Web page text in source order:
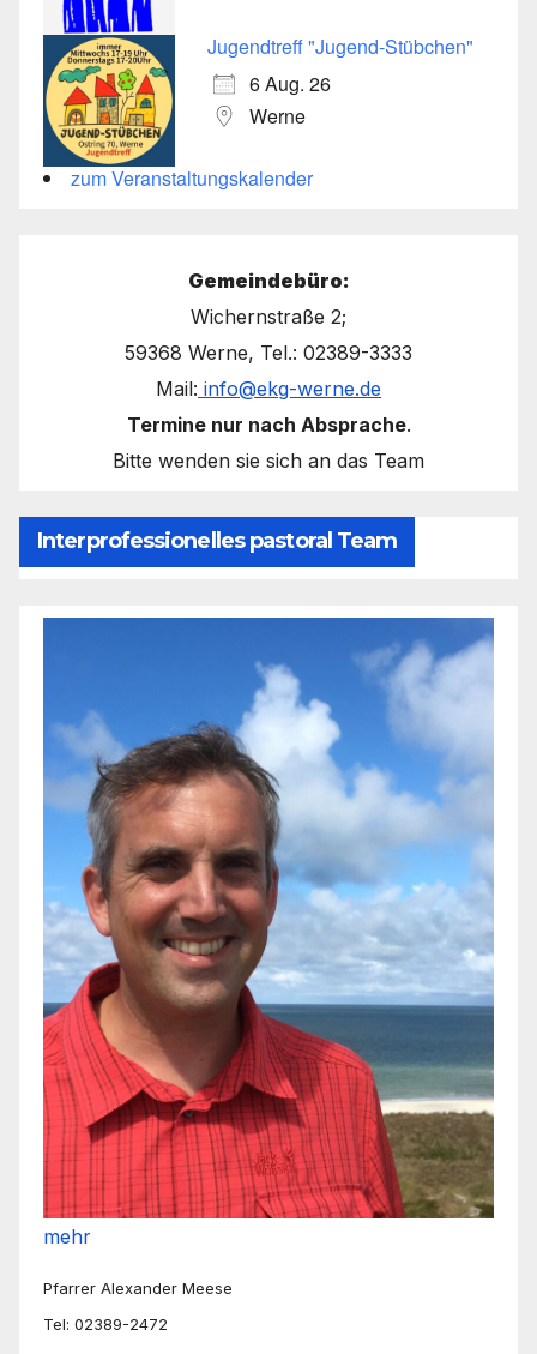
Jugendtreff "Jugend-Stübchen"
6 Aug. 26
Werne
zum Veranstaltungskalender
Gemeindebüro:
Wichernstraße 2;
59368 Werne, Tel.: 02389-3333
Mail: info@ekg-werne.de
Termine nur nach Absprache.
Bitte wenden sie sich an das Team
Interprofessionelles pastoral Team
mehr
Pfarrer Alexander Meese
Tel: 02389-2472